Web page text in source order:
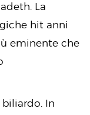
La
hit anni
eminente che
In